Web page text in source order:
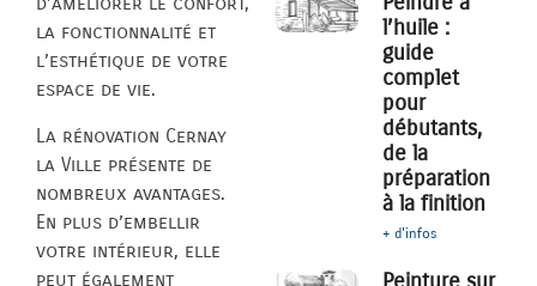
la fonctionnalité et
l’esthétique de votre
espace de vie.
La rénovation Cernay
la Ville présente de
nombreux avantages.
En plus d’embellir
votre intérieur, elle
peut également
l’huile :
guide
complet
pour
débutants,
de la
préparation
à la finition
+ d'infos